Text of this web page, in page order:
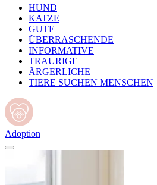
HUND
KATZE
GUTE
ÜBERRASCHENDE
INFORMATIVE
TRAURIGE
ÄRGERLICHE
TIERE SUCHEN MENSCHEN
Adoption